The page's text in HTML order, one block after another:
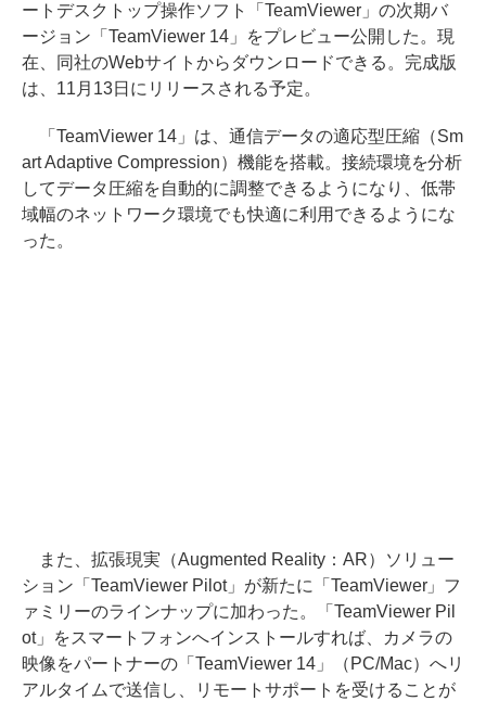
ートデスクトップ操作ソフト「TeamViewer」の次期バ
ージョン「TeamViewer 14」をプレビュー公開した。現
在、同社のWebサイトからダウンロードできる。完成版
は、11月13日にリリースされる予定。
「TeamViewer 14」は、通信データの適応型圧縮（Sm
art Adaptive Compression）機能を搭載。接続環境を分析
してデータ圧縮を自動的に調整できるようになり、低帯
域幅のネットワーク環境でも快適に利用できるようにな
った。
また、拡張現実（Augmented Reality：AR）ソリュー
ション「TeamViewer Pilot」が新たに「TeamViewer」フ
ァミリーのラインナップに加わった。「TeamViewer Pil
ot」をスマートフォンへインストールすれば、カメラの
映像をパートナーの「TeamViewer 14」（PC/Mac）へリ
アルタイムで送信し、リモートサポートを受けることが